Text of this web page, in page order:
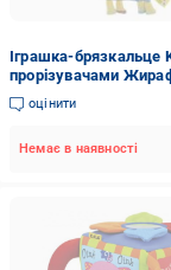
Іграшка-брязкальце
прорізувачами
оцінити
Немає в наявності